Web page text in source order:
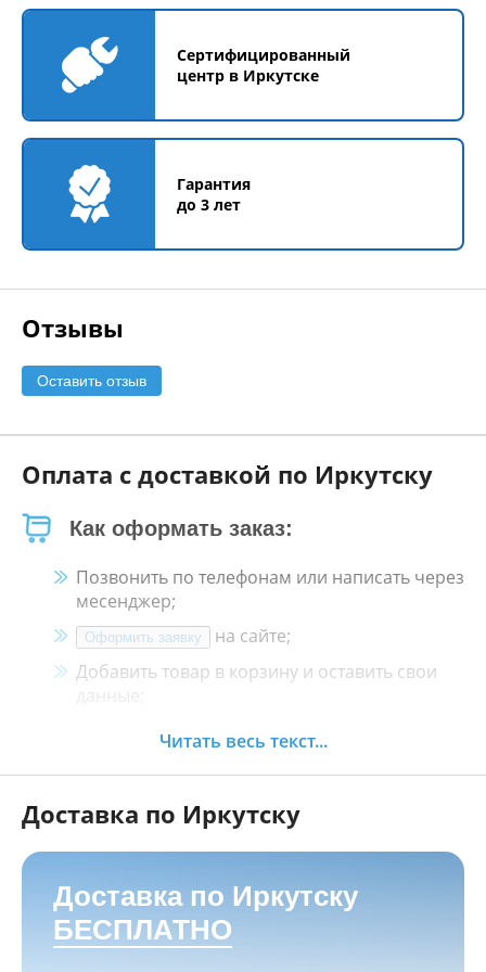
Сертифицированный
центр в Иркутске
Гарантия
до 3 лет
Отзывы
Оставить отзыв
Оплата с доставкой по Иркутску
Как оформать заказ:
Позвонить по телефонам или написать через
месенджер;
Оформить заявку
на сайте;
Добавить товар в корзину и оставить свои
данные;
Менеджер свяжется с Вами в течение 30
Как оплатить:
Наличными, пластиковой картой, кредитной
картой и картой ХАЛВА в кассе нашего
магазина по адресуг. Иркутск, ул. Баррикад
24а, Мотосалон БАРС
Читать весь текст...
Доставка по Иркутску
Доставка по Иркутску
БЕСПЛАТНО